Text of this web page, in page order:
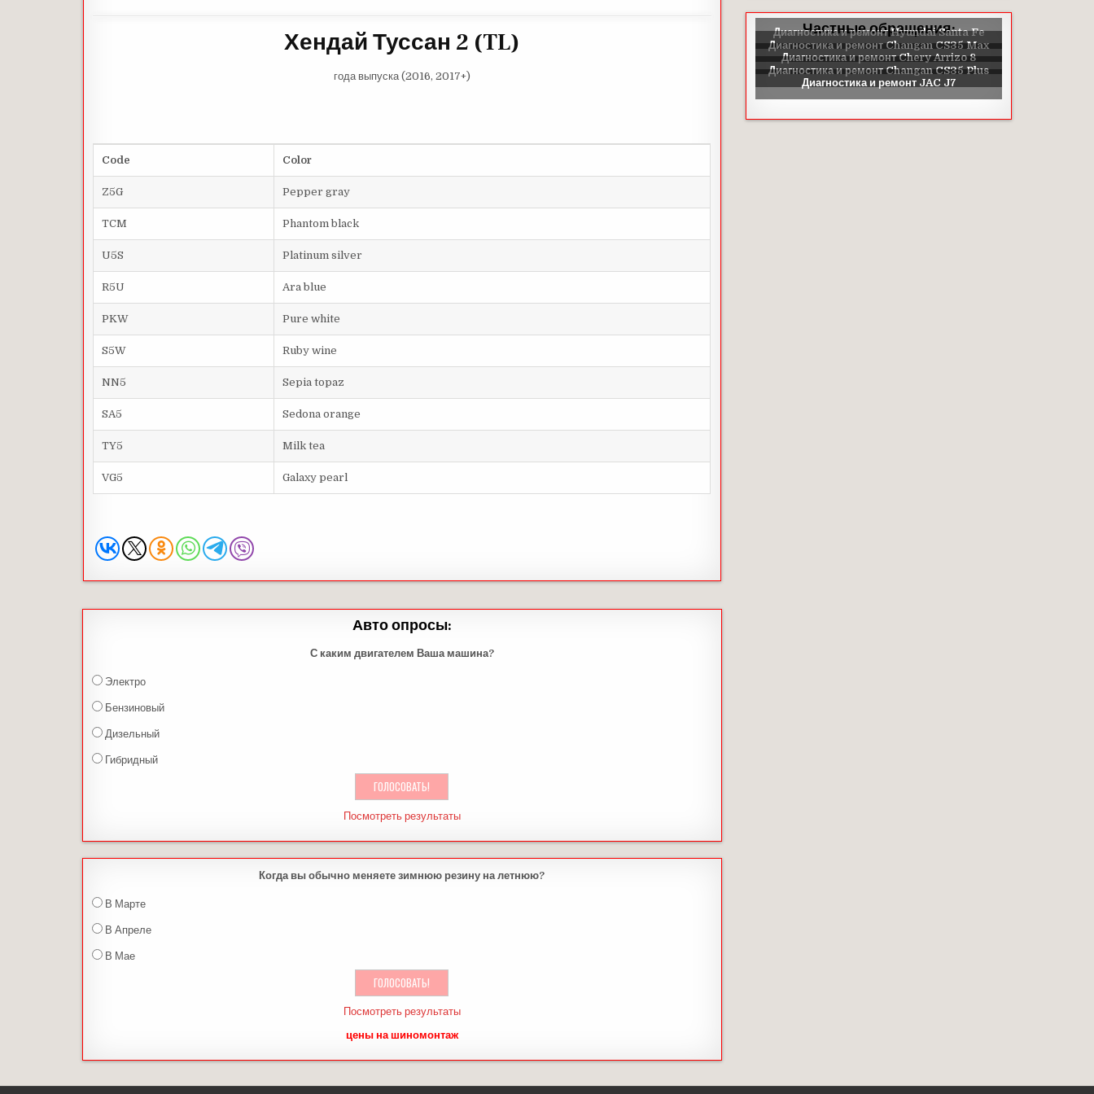
Хендай Туссан 2 (TL)
года выпуска (2016, 2017+)
Code Color
Z5G Pepper gray
TCM Phantom black
U5S Platinum silver
R5U Ara blue
PKW Pure white
S5W Ruby wine
NN5 Sepia topaz
SA5 Sedona orange
TY5 Milk tea
VG5 Galaxy pearl
Авто опросы:
С каким двигателем Ваша машина?
Электро
Бензиновый
Дизельный
Гибридный
Посмотреть результаты
Когда вы обычно меняете зимнюю резину на летнюю?
В Марте
В Апреле
В Мае
Посмотреть результаты
цены на шиномонтаж
Частные обращения: